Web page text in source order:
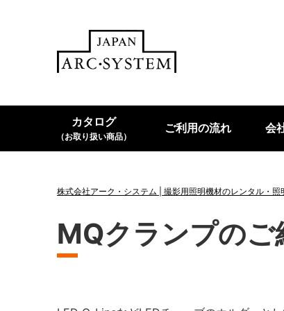
カタログ
（お取り扱い商品）
ご利用の流れ 会
株式会社アーク・システム | 撮影用照明機材のレンタル・照
MQクランプのご